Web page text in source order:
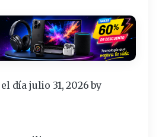
día julio 31, 2026 by